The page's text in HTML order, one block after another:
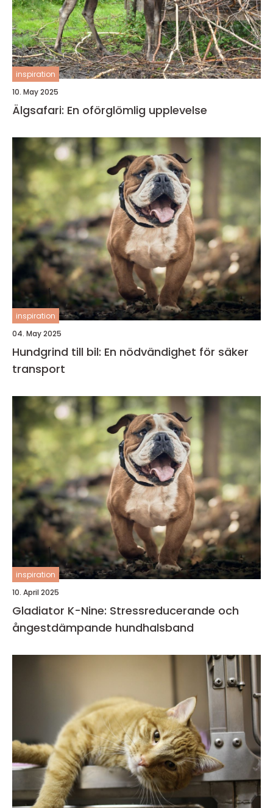
inspiration
10. May 2025
Älgsafari: En oförglömlig upplevelse
inspiration
04. May 2025
Hundgrind till bil: En nödvändighet för säker
transport
inspiration
10. April 2025
Gladiator K-Nine: Stressreducerande och
ångestdämpande hundhalsband